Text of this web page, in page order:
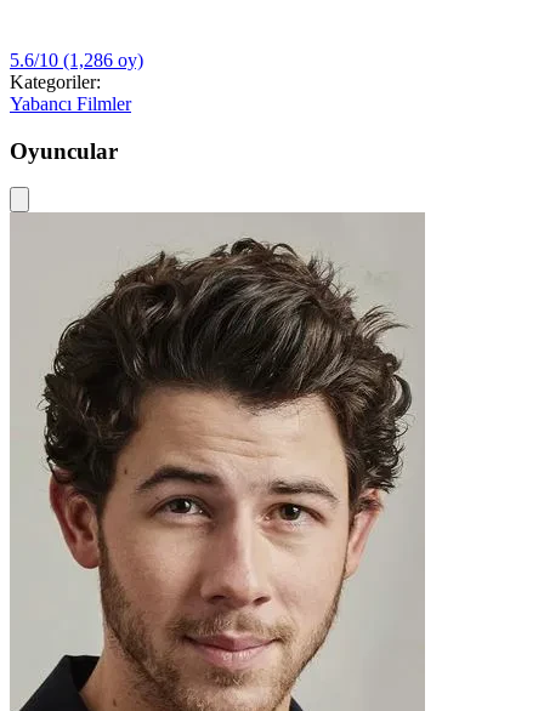
5.6/10 (1,286 oy)
Kategoriler:
Yabancı Filmler
Oyuncular